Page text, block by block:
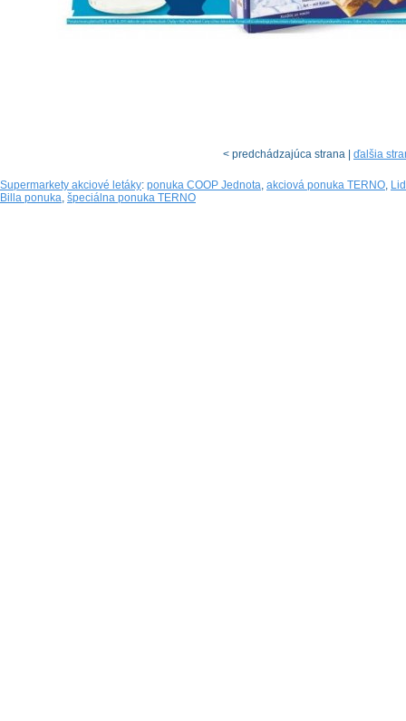
< predchádzajúca strana | ďalšia
Supermarkety akciové letáky: ponuka COOP Jednota, akciová ponuka TERNO,
Billa ponuka, špeciálna ponuka TERNO